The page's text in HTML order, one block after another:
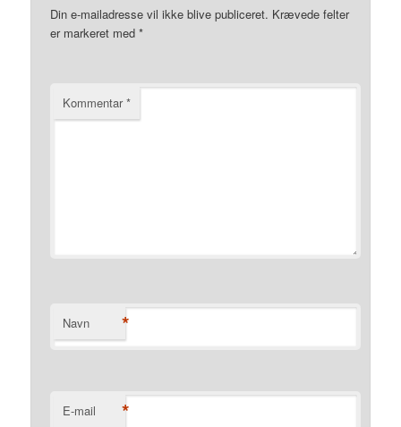
Din e-mailadresse vil ikke blive publiceret. Krævede felter
er markeret med*
Kommentar*
Navn *
E-mail *